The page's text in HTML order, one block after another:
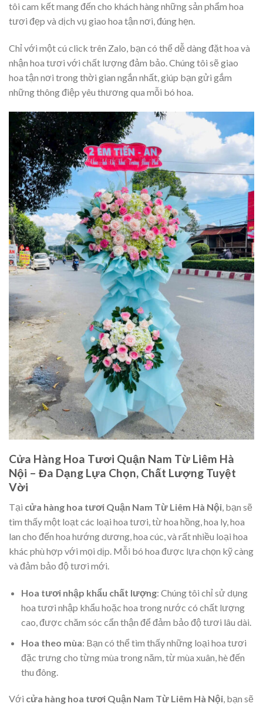
tôi cam kết mang đến cho khách hàng những sản phẩm hoa
tươi đẹp và dịch vụ giao hoa tận nơi, đúng hẹn.
Chỉ với một cú click trên Zalo, bạn có thể dễ dàng đặt hoa và
nhận hoa tươi với chất lượng đảm bảo. Chúng tôi sẽ giao
hoa tận nơi trong thời gian ngắn nhất, giúp bạn gửi gắm
những thông điệp yêu thương qua mỗi bó hoa.
Cửa Hàng Hoa Tươi Quận Nam Từ Liêm Hà
Nội – Đa Dạng Lựa Chọn, Chất Lượng Tuyệt
Vời
Tại cửa hàng hoa tươi Quận Nam Từ Liêm Hà Nội, bạn sẽ
tìm thấy một loạt các loại hoa tươi, từ hoa hồng, hoa ly, hoa
lan cho đến hoa hướng dương, hoa cúc, và rất nhiều loại hoa
khác phù hợp với mọi dịp. Mỗi bó hoa được lựa chọn kỹ càng
và đảm bảo độ tươi mới.
Hoa tươi nhập khẩu chất lượng: Chúng tôi chỉ sử dụng
hoa tươi nhập khẩu hoặc hoa trong nước có chất lượng
cao, được chăm sóc cẩn thận để đảm bảo độ tươi lâu dài.
Hoa theo mùa: Bạn có thể tìm thấy những loại hoa tươi
đặc trưng cho từng mùa trong năm, từ mùa xuân, hè đến
thu đông.
Với cửa hàng hoa tươi Quận Nam Từ Liêm Hà Nội, bạn sẽ